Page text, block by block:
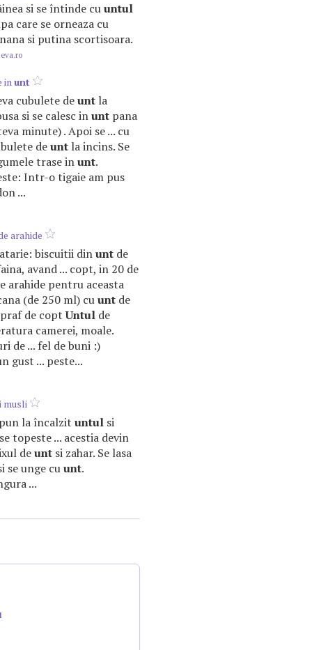
si se întinde cuuntul
care se orneaza cu
si putina scortisoara.
inunt
cubulete deunt la
si se calesc inunt pana
minute) . Apoi se ... cu
deunt la incins. Se
trase inunt.
Intr-o tigaie am pus
...
arahide
biscuitii dinunt de
avand ... copt, in 20 de
arahide pentru aceasta
(de 250 ml) cuunt de
praf de coptUntul de
camerei, moale.
de ... fel de buni :)
gust ... peste...
musli
la încalzit untul si
topeste ... acestia devin
deunt si zahar. Se lasa
se unge cuunt.
...